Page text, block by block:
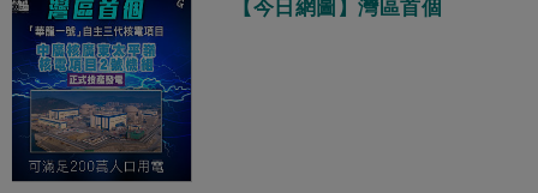
【今日網圖】灣區首個